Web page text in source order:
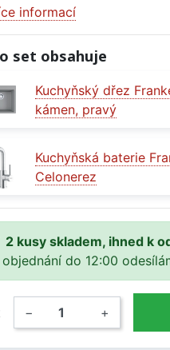
informací
set obsahuje
Kuchyňský dřez
kámen, pravý
Kuchyňská baterie
Celonerez
2 kusy skladem, ihned k
objednání do 12:00
− +